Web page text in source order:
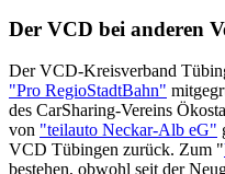
Der VCD bei anderen
Der VCD-Kreisverband
"Pro RegioStadtBahn"
des CarSharing-Vereins
von "teilauto Neckar-Alb eG"
VCD Tübingen zurück. Zum "
bestehen, obwohl seit der